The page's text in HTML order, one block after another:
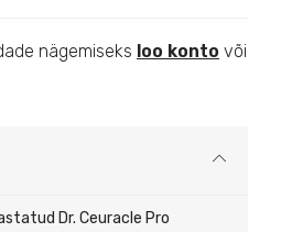
nägemiseks loo konto või
Dr. Ceuracle Pro